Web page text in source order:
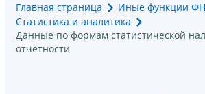
Главная страница
Иные функции
Статистика и аналитика
Данные по формам статистической
отчётности